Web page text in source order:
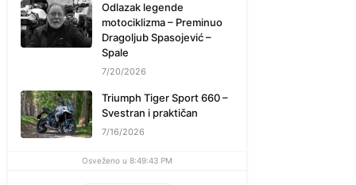
Odlazak legende
motociklizma – Preminuo
Dragoljub Spasojević –
Spale
7/20/2026
Triumph Tiger Sport 660 –
Svestran i praktičan
7/16/2026
Osveženo u 8:49:43 PM